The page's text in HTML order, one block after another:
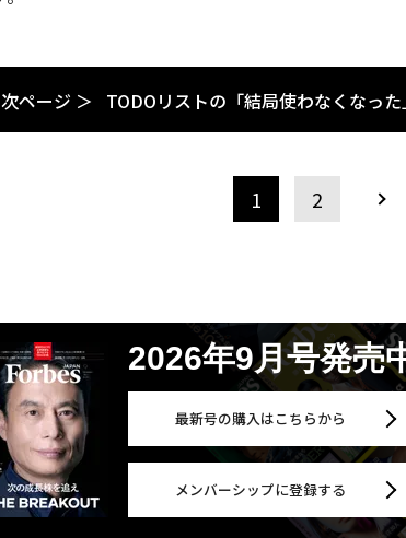
次ページ ＞ TODOリストの「結局使わなくなっ
1 2
2026年9月号発売
最新号の購入はこちらから
メンバーシップに登録する